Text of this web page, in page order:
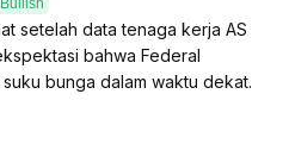
Bullish
setelah data tenaga kerja AS
bahwa Federal
bunga dalam waktu dekat.